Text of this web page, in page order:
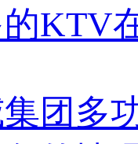
KTV
团多